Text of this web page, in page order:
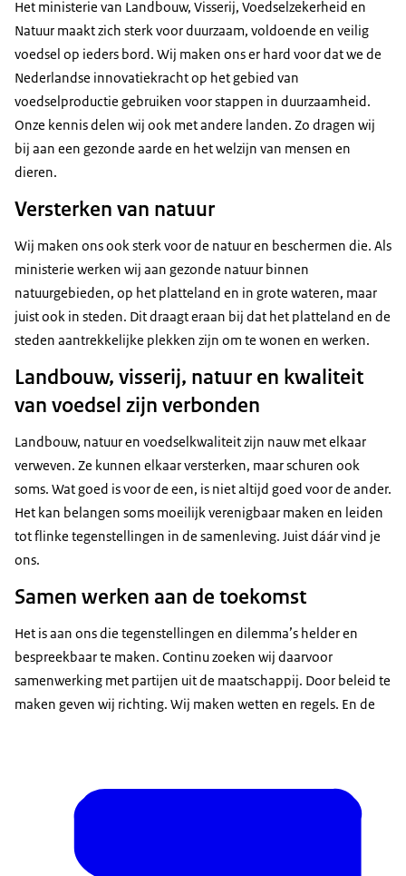
Ondertiteling
6,1 KB
Download
we van de Noordzee een groot industrieterrein.
Dit grijze kronkelsteeltje neemt het dus helemaal
over van de soorten die hier van nature
voorkomen.
Ga je de ene keer voor je portemonnee of ga je de
Op zich vind ik het prima dat chemie wordt
Nederland is een klein land. Landbouw, visserij,
natuur, mens en dier moeten die ruimte delen.
Waar ze elkaar raken doen wij ons werk.
---
Die windparken zijn nu al van een enorme omvang
en dat wordt gewoon veel en veel meer.
Dit is een windpark. Dit is een windpark. Dit is een
windpark.
De oudste is nu op een leeftijd dat hij moet gaan
kiezen welke richting hij op wil. Nu zegt hij dat hij
Ja, dan zeg ik, waar wil jij gaan vissen dan? Wat
---
We zoeken steeds hoe we toch verder kunnen
bouwen aan een toekomst voor ons allemaal.
ideaalbeeld dat er steeds meer techniek wordt
Lopen er robots over het land het onkruid weg te
Het ministerie van Landbouw, Visserij, Voedselzekerheid en
Natuur maakt zich sterk voor duurzaam, voldoende en veilig
voedsel op ieders bord. Wij maken ons er hard voor dat we de
Nederlandse innovatiekracht op het gebied van
voedselproductie gebruiken voor stappen in duurzaamheid.
Onze kennis delen wij ook met andere landen. Zo dragen wij
bij aan een gezonde aarde en het welzijn van mensen en
dieren.
Versterken van natuur
Wij maken ons ook sterk voor de natuur en beschermen die. Als
ministerie werken wij aan gezonde natuur binnen
natuurgebieden, op het platteland en in grote wateren, maar
juist ook in steden. Dit draagt eraan bij dat het platteland en de
steden aantrekkelijke plekken zijn om te wonen en werken.
Landbouw, visserij, natuur en kwaliteit
van voedsel zijn verbonden
Landbouw, natuur en voedselkwaliteit zijn nauw met elkaar
verweven. Ze kunnen elkaar versterken, maar schuren ook
soms. Wat goed is voor de een, is niet altijd goed voor de ander.
Het kan belangen soms moeilijk verenigbaar maken en leiden
tot flinke tegenstellingen in de samenleving. Juist dáár vind je
ons.
Samen werken aan de toekomst
Het is aan ons die tegenstellingen en dilemma’s helder en
bespreekbaar te maken. Continu zoeken wij daarvoor
samenwerking met partijen uit de maatschappij. Door beleid te
maken geven wij richting. Wij maken wetten en regels. En de